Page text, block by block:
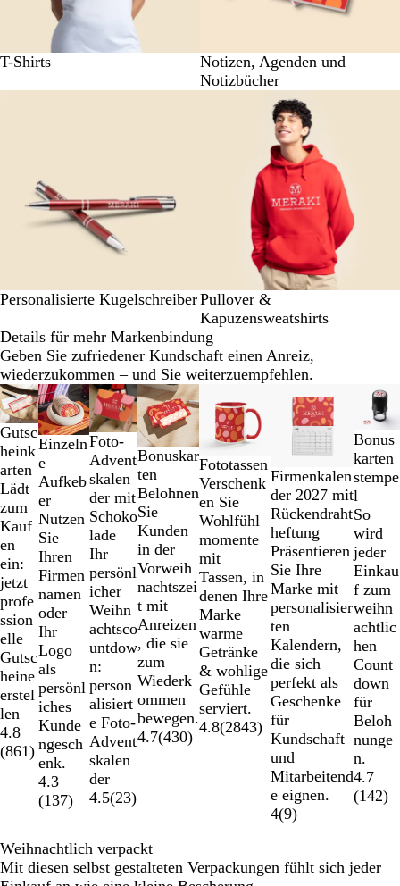
T-Shirts
Notizen, Agenden und
Notizbücher
Personalisierte KugelschreiberPullover &
Kapuzensweatshirts
Details für mehr Markenbindung
Geben Sie zufriedener Kundschaft einen Anreiz,
wiederzukommen – und Sie weiterzuempfehlen.
Gutsc
heink
arten
Lädt
zum
Kauf
en
ein:
jetzt
profe
ssion
elle
Gutsc
heine
erstel
len
4.8
(861)
Neue Optionen
Einzeln
e
Aufkeb
er
Nutzen
Sie
Ihren
Firmen
namen
oder
Ihr
Logo
als
persönl
iches
Kunde
ngesch
enk.
4.3
(137)
Foto-
Advent
skalen
der mit
Schoko
lade
Ihr
persönl
icher
Weihn
achtsco
untdow
n:
person
alisiert
e Foto-
Advent
skalen
der
4.5(23)
Bonuskar
ten
Belohnen
Sie
Kunden
in der
Vorweih
nachtszei
t mit
Anreizen
, die sie
zum
Wiederk
ommen
bewegen.
4.7(430)
Fototassen
Verschenk
en Sie
Wohlfühl
momente
mit
Tassen, in
denen Ihre
Marke
warme
Getränke
& wohlige
Gefühle
serviert.
4.8(2843)
Neue Optionen
Firmenkalen
der 2027 mit
Rückendraht
heftung
Präsentieren
Sie Ihre
Marke mit
personalisier
ten
Kalendern,
die sich
perfekt als
Geschenke
für
Kundschaft
und
Mitarbeitend
e eignen.
4(9)
Bonus
karten
stempe
l
So
wird
jeder
Einkau
f zum
weihn
achtlic
hen
Count
down
für
Beloh
nunge
n.
4.7
(142)
Galeriebilder
1
bis
2
von
7
Weihnachtlich verpackt
Mit diesen selbst gestalteten Verpackungen fühlt sich jeder